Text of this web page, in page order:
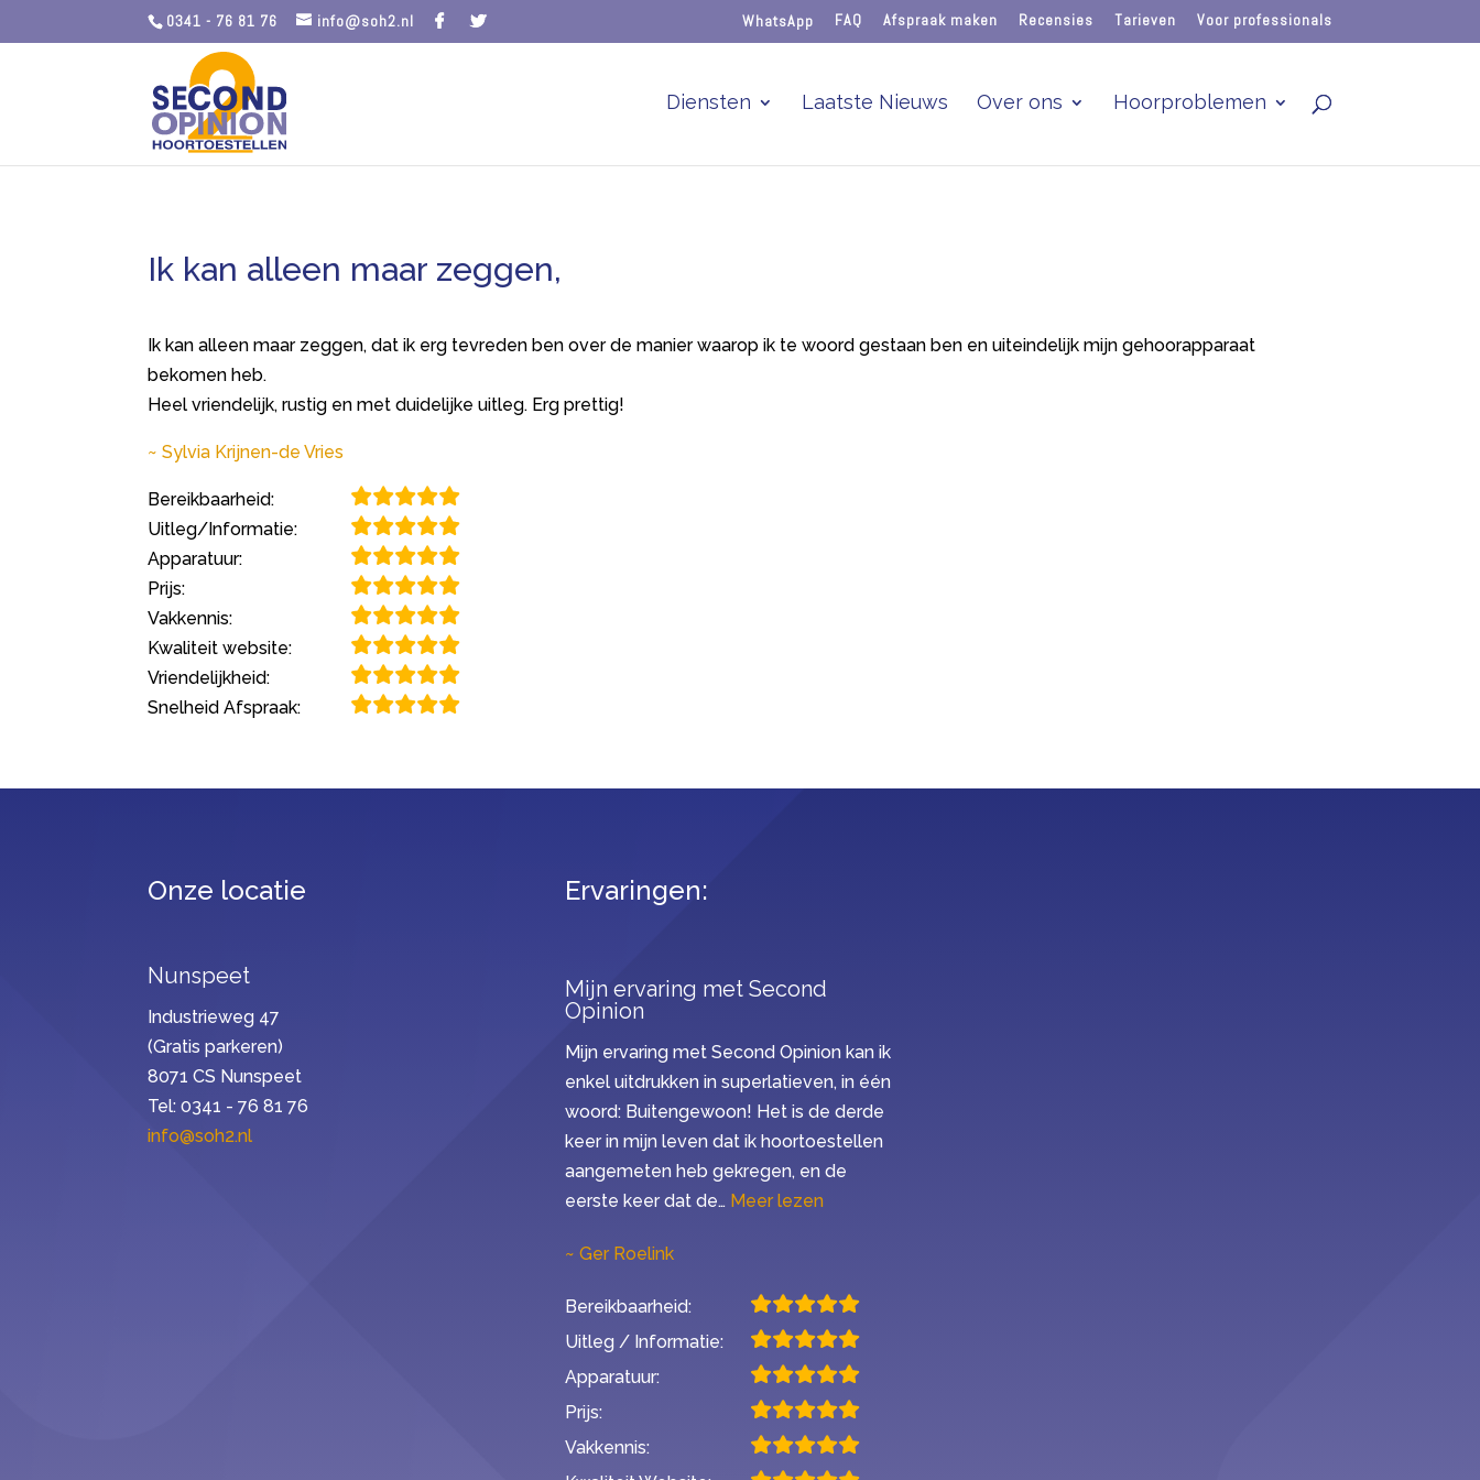
0341 - 76 81 76 info@soh2.nl WhatsApp FAQ Afspraak maken Recensies Tarieven Voor professionals
Diensten Laatste Nieuws Over ons Hoorproblemen
Ik kan alleen maar zeggen,
Ik kan alleen maar zeggen, dat ik erg tevreden ben over de manier waarop ik te woord gestaan ben en uiteindelijk mijn gehoorapparaat
bekomen heb.
Heel vriendelijk, rustig en met duidelijke uitleg. Erg prettig!
Sylvia Krijnen-de Vries
Bereikbaarheid:
Uitleg/Informatie:
Apparatuur:
Prijs:
Vakkennis:
Kwaliteit website:
Vriendelijkheid:
Snelheid Afspraak:
Onze locatie
Nunspeet
Industrieweg 47
(Gratis parkeren)
8071 CS Nunspeet
Tel: 0341 - 76 81 76
info@soh2.nl
Ervaringen:
Mijn ervaring met Second
Opinion
Mijn ervaring met Second Opinion kan ik
enkel uitdrukken in superlatieven, in één
woord: Buitengewoon! Het is de derde
keer in mijn leven dat ik hoortoestellen
aangemeten heb gekregen, en de
eerste keer dat de… Meer lezen“Mijn ervaring met Second Opinion”
Ger Roelink
Bereikbaarheid:
Uitleg / Informatie:
Apparatuur:
Prijs:
Vakkennis: